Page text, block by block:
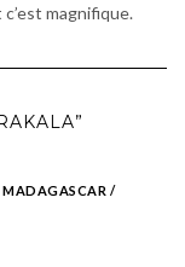
magnifique.
MADAGASCAR /